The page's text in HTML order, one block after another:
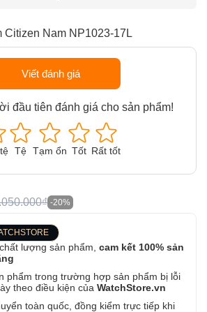
Nam NP1023-17L
Viết đánh giá
đầu tiên đánh giá cho sản phẩm!
Tệ Tạm ổn Tốt Rất tốt
-20%
lượng sản phẩm, cam kết 100% sản
phẩm trong trường hợp sản phẩm bị lỗi
theo điều kiện của WatchStore.vn
toàn quốc, đồng kiểm trực tiếp khi